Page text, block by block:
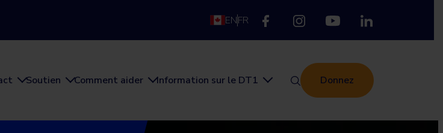
ENFR
Soutien Comment aider Information sur le DT1 Donnez